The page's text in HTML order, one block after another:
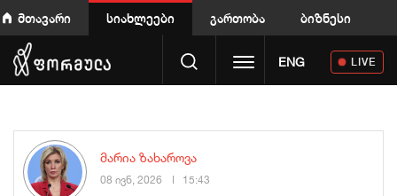
მთავარი სიახლეები გართობა ბიზნესი
Toggle navigation
ENG LIVE
მარია ზახაროვა
08 ივნ, 2026 15:43